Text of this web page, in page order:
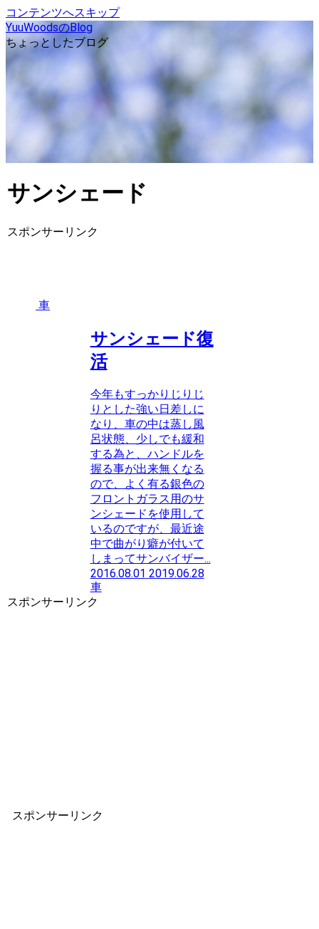
コンテンツへスキップ
YuuWoodsのBlog
ちょっとしたブログ
サンシェード
スポンサーリンク
車
サンシェード復
活
今年もすっかりじりじ
りとした強い日差しに
なり、車の中は蒸し風
呂状態、少しでも緩和
する為と、ハンドルを
握る事が出来無くなる
ので、よく有る銀色の
フロントガラス用のサ
ンシェードを使用して
いるのですが、最近途
中で曲がり癖が付いて
しまってサンバイザー...
2016.08.01 2019.06.28
車
スポンサーリンク
スポンサーリンク